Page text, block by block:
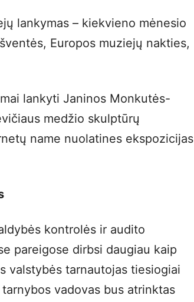
lankymas – kiekvieno mėnesio
Europos muziejų nakties,
lankyti Janinos Monkutės-
medžio skulptūrų
name nuolatines ekspozicijas
kontrolės ir audito
pareigose dirbsi daugiau kaip
valstybės tarnautojas tiesiogiai
vadovas bus atrinktas